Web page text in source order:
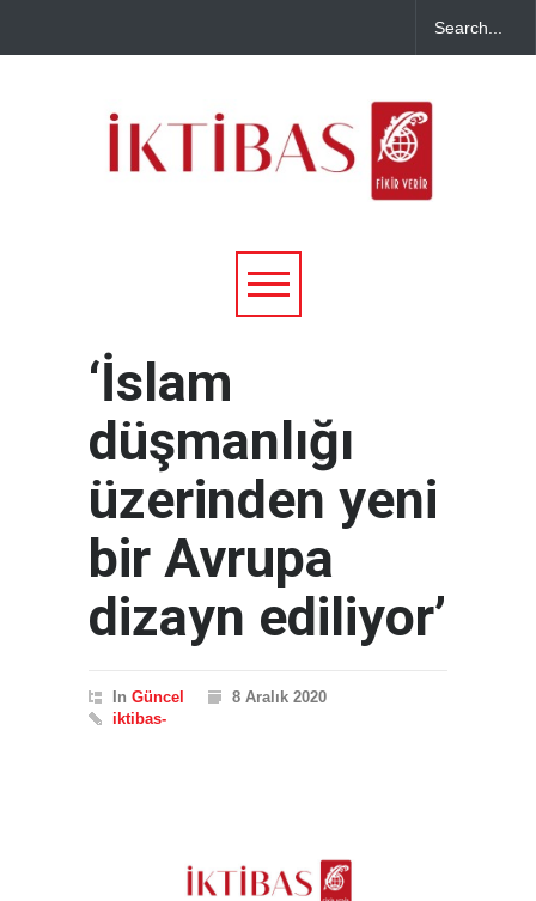
‘İslam
düşmanlığı
üzerinden yeni
bir Avrupa
dizayn ediliyor’
In Güncel
8 Aralık 2020
iktibas-